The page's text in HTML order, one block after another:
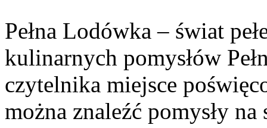
Pełna Lodówka – świat
kulinarnych pomysłów
czytelnika miejsce
można znaleźć pomysły